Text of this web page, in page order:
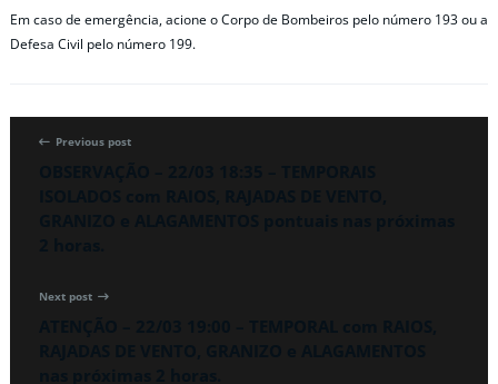
Em caso de emergência, acione o Corpo de Bombeiros pelo número 193 ou a
Defesa Civil pelo número 199.
Previous post
Next post